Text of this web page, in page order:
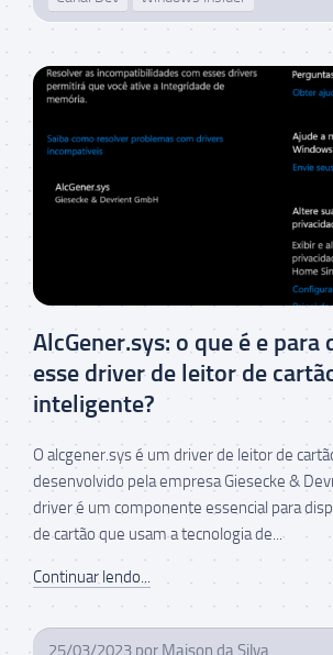
AlcGener.sys: o que é e para
esse driver de leitor de
inteligente?
O alcgener.sys é um driver de leitor de
desenvolvido pela empresa Giesecke &
driver é um componente essencial para
de cartão que usam a tecnologia de...
Continuar lendo...
25/03/2023 por Maison da Silva